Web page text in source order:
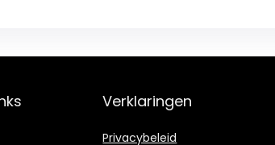
Verklaringen
Privacybeleid